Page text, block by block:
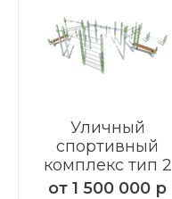
Уличный
спортивный
комплекс тип 2
от1 500 000 р